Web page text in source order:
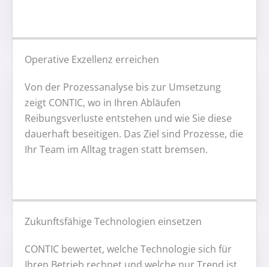
Operative Exzellenz erreichen
Von der Prozessanalyse bis zur Umsetzung
zeigt CONTIC, wo in Ihren Abläufen
Reibungsverluste entstehen und wie Sie diese
dauerhaft beseitigen. Das Ziel sind Prozesse, die
Ihr Team im Alltag tragen statt bremsen.
Zukunftsfähige Technologien einsetzen
CONTIC bewertet, welche Technologie sich für
Ihren Betrieb rechnet und welche nur Trend ist